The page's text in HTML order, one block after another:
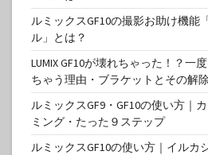
ルミックスGF10の撮影お助け機能
ル」とは？
LUMIX GF10が壊れちゃった！？一
ちゃう理由・ブラケットとその解
ルミックスGF9・GF10の使い方｜
ミング・たった９ステップ
ルミックスGF10の使い方｜イルカ